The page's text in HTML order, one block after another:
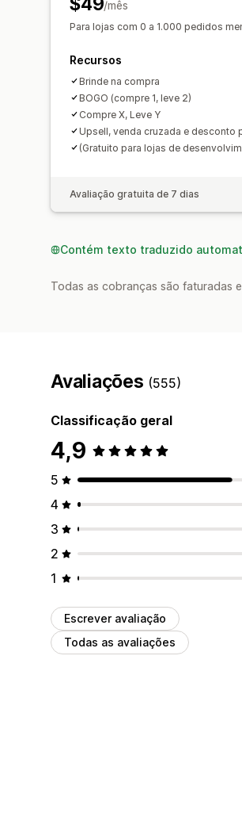
/mês
Para lojas com 0 a 1.000 pedidos
Recursos
Brinde na compra
BOGO (compre 1, leve 2)
Compre X, Leve Y
Upsell, venda cruzada e desconto
(Gratuito para lojas de
Avaliação gratuita de 7 dias
Contém texto traduzido
Todas as cobranças são faturadas
Avaliações (555)
Classificação geral
4,9
5
4
3
2
1
Escrever avaliação
Todas as avaliações